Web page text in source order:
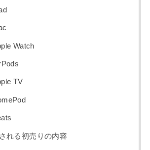
Watch
TV
れる初売りの内容